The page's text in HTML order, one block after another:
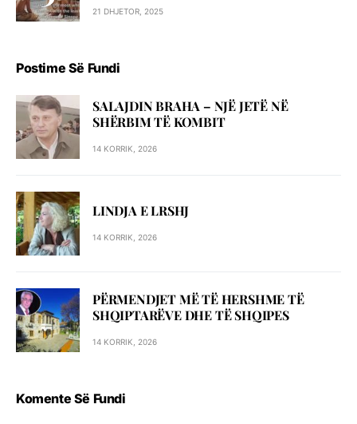
21 DHJETOR, 2025
Postime Së Fundi
SALAJDIN BRAHA – NJЁ JETЁ NЁ
SHЁRBIM TЁ KOMBIT
14 KORRIK, 2026
LINDJA E LRSHJ
14 KORRIK, 2026
PËRMENDJET MË TË HERSHME TË
SHQIPTARËVE DHE TË SHQIPES
14 KORRIK, 2026
Komente Së Fundi